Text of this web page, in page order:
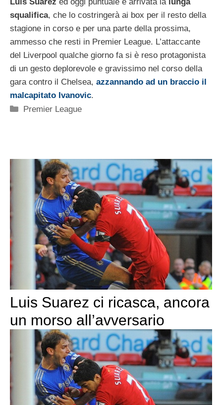
squalifica, che lo costringerà ai box per il resto della
stagione in corso e per una parte della prossima,
ammesso che resti in Premier League. L’attaccante
del Liverpool qualche giorno fa si è reso protagonista
di un gesto deplorevole e gravissimo nel corso della
gara contro il Chelsea, azzannando ad un braccio il
malcapitato Ivanovic.
Categorie
Premier League
Luis Suarez ci ricasca, ancora
un morso all’avversario